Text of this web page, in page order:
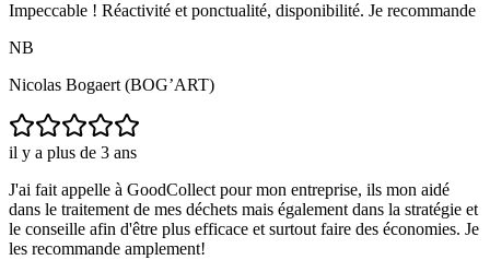
Impeccable ! Réactivité et ponctualité, disponibilité. Je recommande
NB
Nicolas Bogaert (BOG’ART)
il y a plus de 3 ans
J'ai fait appelle à GoodCollect pour mon entreprise, ils mon aidé
dans le traitement de mes déchets mais également dans la stratégie et
le conseille afin d'être plus efficace et surtout faire des économies. Je
les recommande amplement!